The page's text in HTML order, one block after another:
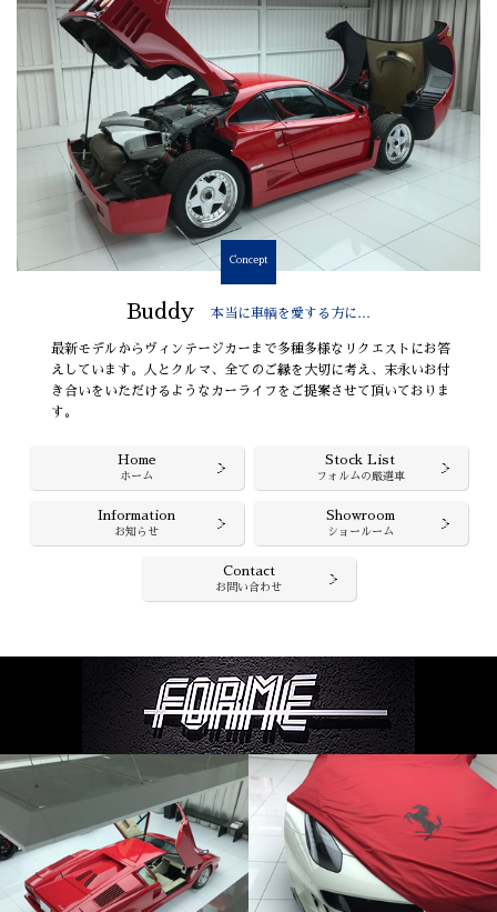
Concept
Buddy 本当に車輌を愛する方に…
最新モデルからヴィンテージカーまで多種多様なリクエストにお答
えしています。人とクルマ、全てのご縁を大切に考え、末永いお付
き合いをいただけるようなカーライフをご提案させて頂いておりま
す。
Home
ホーム
Stock List
フォルムの厳選車
Information
お知らせ
Showroom
ショールーム
Contact
お問い合わせ